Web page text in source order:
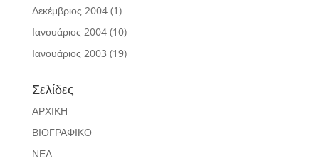
Δεκέμβριος 2004(1)
Ιανουάριος 2004(10)
Ιανουάριος 2003 (19)
Σελίδες
ΑΡΧΙΚΗ
ΒΙΟΓΡΑΦΙΚΟ
ΝΕΑ